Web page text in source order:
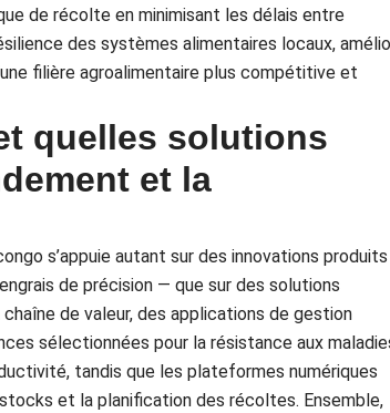
de récolte en minimisant les délais entre
des systèmes alimentaires locaux,
filière agroalimentaire plus compétitive et
quelles solutions
et la
s’appuie autant sur des innovations
de précision — que sur des solutions
de valeur, des applications de gestion
sélectionnées pour la résistance aux
tandis que les plateformes numériques
et la planification des récoltes. Ensemble,